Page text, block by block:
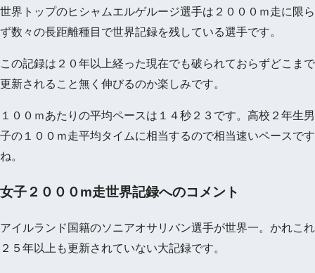
世界トップのヒシャムエルゲルージ選手は２０００ｍ走に限ら
ず数々の長距離種目で世界記録を残している選手です。
この記録は２０年以上経った現在でも破られておらずどこまで
更新されること無く伸びるのか楽しみです。
１００ｍあたりの平均ペースは１４秒２３です。高校２年生男
子の１００ｍ走平均タイムに相当するので相当速いペースです
ね。
女子２０００m走世界記録へのコメント
アイルランド国籍のソニアオサリバン選手が世界一。かれこれ
２５年以上も更新されていない大記録です。